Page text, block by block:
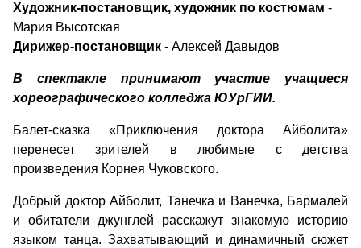
Художник-постановщик, художник по костюмам -
Мария Высотская
Дирижер-постановщик - Алексей Давыдов
В спектакле принимают участие учащиеся
хореографического колледжа ЮУрГИИ.
Балет-сказка «Приключения доктора Айболита»
перенесет зрителей в любимые с детства
произведения Корнея Чуковского.
Добрый доктор Айболит, Танечка и Ванечка, Бармалей
и обитатели джунглей расскажут знакомую историю
языком танца. Захватывающий и динамичный сюжет